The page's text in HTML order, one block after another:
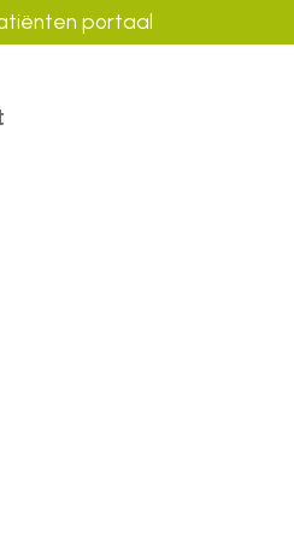
portaal